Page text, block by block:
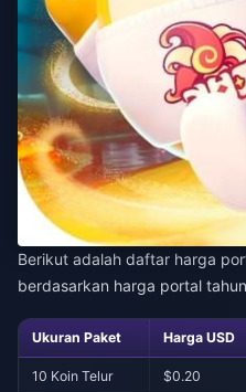
Berikut adalah daftar harga
berdasarkan harga portal
Ukuran Paket Harga USD
10 Koin Telur $0.20